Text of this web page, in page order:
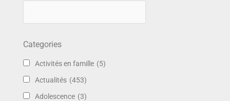
Categories
Activités en famille (5)
Actualités (453)
Adolescence (3)